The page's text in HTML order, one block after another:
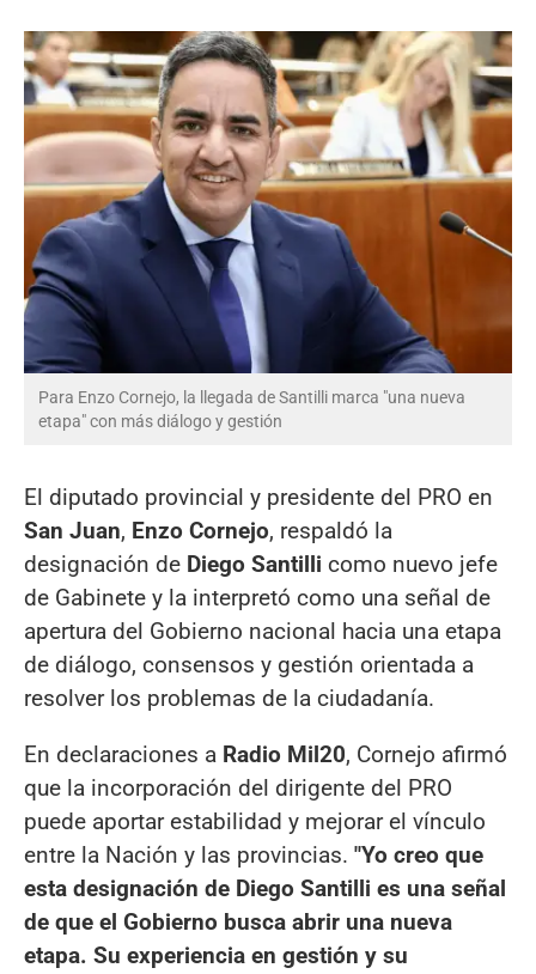
Para Enzo Cornejo, la llegada de Santilli marca "una nueva
etapa" con más diálogo y gestión
El diputado provincial y presidente del PRO en
San Juan, Enzo Cornejo, respaldó la
designación de Diego Santilli como nuevo jefe
de Gabinete y la interpretó como una señal de
apertura del Gobierno nacional hacia una etapa
de diálogo, consensos y gestión orientada a
resolver los problemas de la ciudadanía.
En declaraciones a Radio Mil20, Cornejo afirmó
que la incorporación del dirigente del PRO
puede aportar estabilidad y mejorar el vínculo
entre la Nación y las provincias. "Yo creo que
esta designación de Diego Santilli es una señal
de que el Gobierno busca abrir una nueva
etapa. Su experiencia en gestión y su